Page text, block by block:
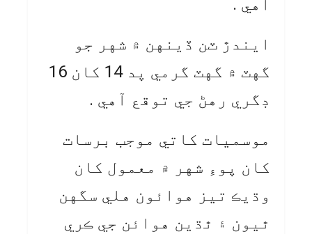
آهي .
ايندڙ ٽن ڏينهن ۾ شهر جو
گهٽ ۾ گهٽ گرمي پد 14 کان 16
ڊگري رهڻ جي توقع آهي .
موسميات کاتي موجب برسات
کان پوءِ شهر ۾ معمول کان
وڌيڪ تيز هوائون هلي سگهن
ٿيون ۽ ٿڌين هوائن جي ڪري